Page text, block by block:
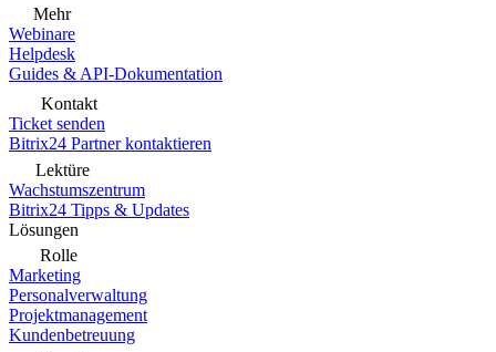
Mehr
Webinare
Helpdesk
Guides & API-Dokumentation
Kontakt
Ticket senden
Bitrix24 Partner kontaktieren
Lektüre
Wachstumszentrum
Bitrix24 Tipps & Updates
Lösungen
Rolle
Marketing
Personalverwaltung
Projektmanagement
Kundenbetreuung